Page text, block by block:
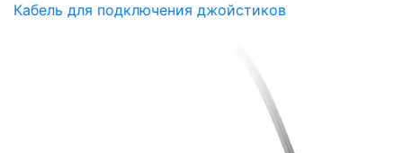
Кабель для подключения джойстиков